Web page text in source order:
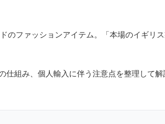
ファッションアイテム。「本場のイギリ
仕組み、個人輸入に伴う注意点を整理して